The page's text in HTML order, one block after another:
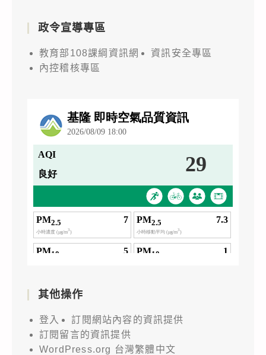
政令宣導專區
教育部108課綱資訊網
資訊安全專區
內控稽核專區
其他操作
登入
訂閱網站內容的資訊提供
訂閱留言的資訊提供
WordPress.org 台灣繁體中文